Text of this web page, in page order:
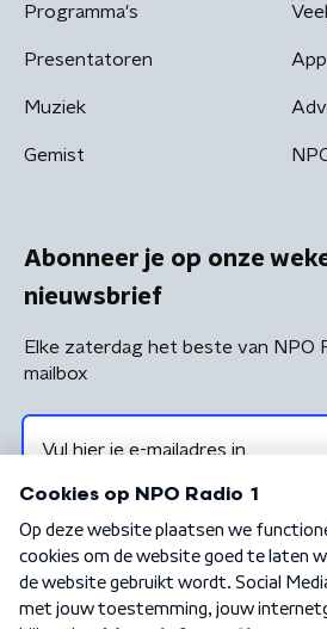
Programma's
Presentatoren
Muziek
Gemist
Abonneer je op onze
nieuwsbrief
Elke zaterdag het beste van NPO
mailbox
Algemene voorwaarden